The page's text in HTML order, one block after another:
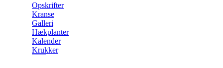
Opskrifter
Kranse
Galleri
Hækplanter
Kalender
Krukker